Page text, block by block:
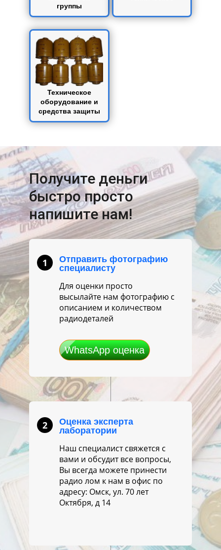
группы
Техническое
оборудование и
средства защиты
Получите деньги
быстро просто
напишите нам!
1
Отправить фотографию
специалисту
Для оценки просто
высылайте нам фотографию с
описанием и количеством
радиодеталей
WhatsApp оценка
2
Оценка эксперта
лаборатории
Наш специалист свяжется с
вами и обсудит все вопросы,
Вы всегда можете принести
радио лом к нам в офис по
адресу: Омск, ул. 70 лет
Октября, д 14